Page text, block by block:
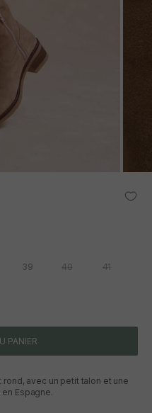
39 40 41
PANIER
avec un petit talon et une
Espagne.